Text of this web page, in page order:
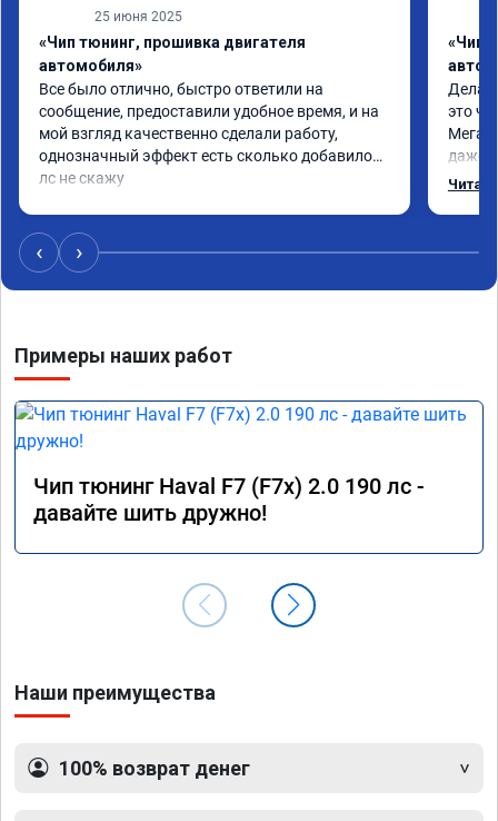
25 июня 2025
«Чип тюнинг, прошивка двигателя
автомобиля»
Все было отлично, быстро ответили на
сообщение, предоставили удобное время, и на
мой взгляд качественно сделали работу,
однозначный эффект есть сколько добавилось
лс не скажу
«Чип
Делал
это
Мега
даже
одно
‹ ›
Примеры наших работ
Чип тюнинг Haval F7 (F7x) 2.0 190 лс -
давайте шить дружно!
Наши преимущества
100% возврат денег